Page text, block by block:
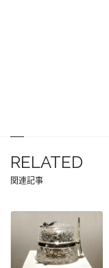
RELATED
関連記事